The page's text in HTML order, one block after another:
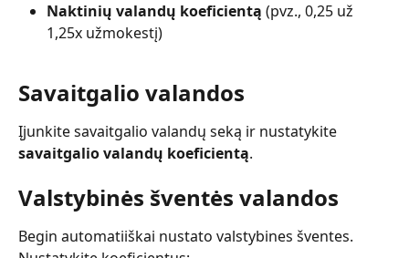
Naktinių valandų koeficientą (pvz., 0,25 už
1,25x užmokestį)
Savaitgalio valandos
Įjunkite savaitgalio valandų seką ir nustatykite
savaitgalio valandų koeficientą.
Valstybinės šventės valandos
Begin automatiiškai nustato valstybines šventes.